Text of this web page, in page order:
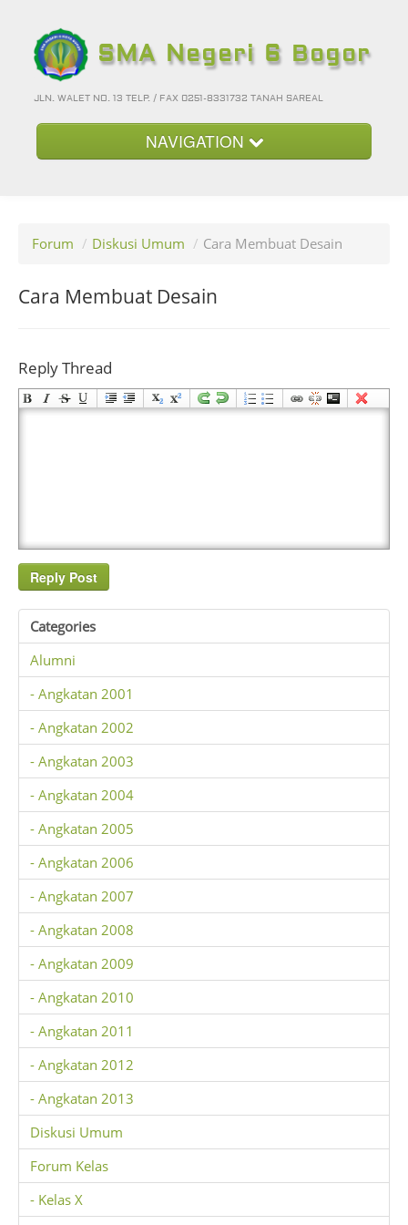
SMA Negeri 6 Bogor
JLN. WALET NO. 13 TELP. / FAX 0251-8331732 TANAH SAREAL
NAVIGATION
Album Foto
Login
Forum / Diskusi Umum / Cara Membuat Desain
Cara Membuat Desain
Reply Thread
Categories
Alumni
- Angkatan 2001
- Angkatan 2002
- Angkatan 2003
- Angkatan 2004
- Angkatan 2005
- Angkatan 2006
- Angkatan 2007
- Angkatan 2008
- Angkatan 2009
- Angkatan 2010
- Angkatan 2011
- Angkatan 2012
- Angkatan 2013
Diskusi Umum
Forum Kelas
- Kelas X